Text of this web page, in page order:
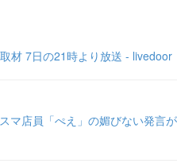
材 7日の21時より放送 - livedoor
マ店員「ぺえ」の媚びない発言が